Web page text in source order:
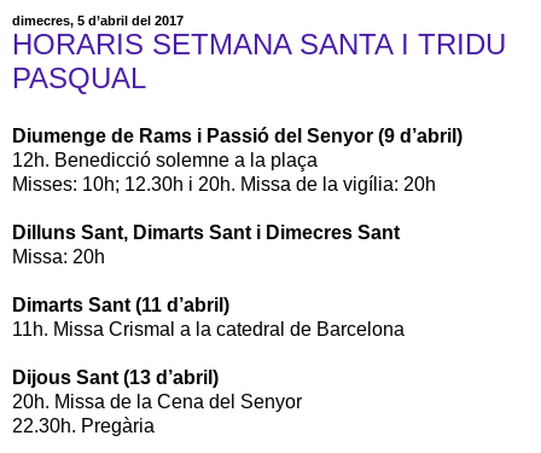
dimecres, 5 d’abril del 2017
HORARIS SETMANA SANTA I TRIDU
PASQUAL
Diumenge de Rams i Passió del Senyor (9 d’abril)
12h. Benedicció solemne a la plaça
Misses: 10h; 12.30h i 20h. Missa de la vigília: 20h
Dilluns Sant, Dimarts Sant i Dimecres Sant
Missa: 20h
Dimarts Sant (11 d’abril)
11h. Missa Crismal a la catedral de Barcelona
Dijous Sant (13 d’abril)
20h. Missa de la Cena del Senyor
22.30h. Pregària